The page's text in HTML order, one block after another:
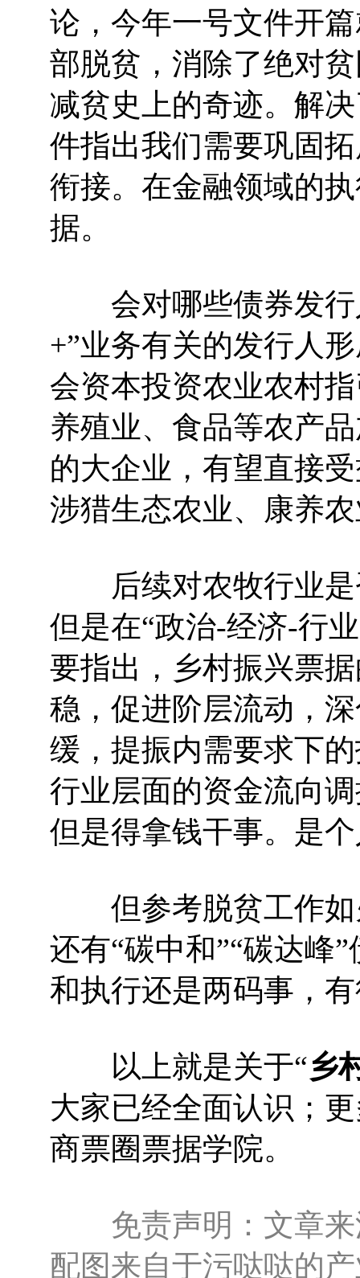
论，今年一号文件开
部脱贫，消除了绝对
减贫史上的奇迹。解
件指出我们需要巩固
衔接。在金融领域的
据。
会对哪些债券发行
+”业务有关的发行人
会资本投资农业农村
养殖业、食品等农产
的大企业，有望直接
涉猎生态农业、康养
后续对农牧行业是
但是在“政治-经济-行
要指出，乡村振兴票
稳，促进阶层流动，
缓，提振内需要求下
行业层面的资金流向
但是得拿钱干事。是
但参考脱贫工作如
还有“碳中和”“碳达峰
和执行还是两码事，
以上就是关于“乡
大家已经全面认识；
商票圈票据学院。
免责声明：文章来
配图来自于污哒哒的